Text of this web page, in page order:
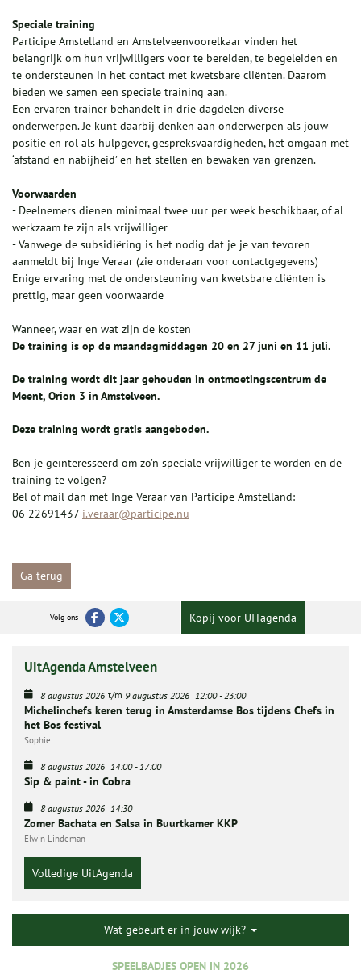
Speciale training
Participe Amstelland en Amstelveenvoorelkaar vinden het
belangrijk om hun vrijwilligers voor te bereiden, te begeleiden en
te ondersteunen in het contact met kwetsbare cliënten. Daarom
bieden we samen een speciale training aan.
Een ervaren trainer behandelt in drie dagdelen diverse
onderwerpen. Je kunt daarbij denken aan onderwerpen als jouw
positie en rol als hulpgever, gespreksvaardigheden, het omgaan met
‘afstand en nabijheid’ en het stellen en bewaken van grenzen.
Voorwaarden
- Deelnemers dienen minimaal twee uur per week beschikbaar, of al
werkzaam te zijn als vrijwilliger
- Vanwege de subsidiëring is het nodig dat je je van tevoren
aanmeldt bij Inge Veraar (zie onderaan voor contactgegevens)
Enige ervaring met de ondersteuning van kwetsbare cliënten is
prettig, maar geen voorwaarde
Wanneer, waar en wat zijn de kosten
De training is op de maandagmiddagen 20 en 27 juni en 11 juli.
De training wordt dit jaar gehouden in ontmoetingscentrum de
Meent, Orion 3 in Amstelveen.
Deze training wordt gratis aangeboden.
Ben je geïnteresseerd om zo’n speciale vrijwilliger te worden en de
training te volgen?
Bel of mail dan met Inge Veraar van Participe Amstelland:
06 22691437 i.veraar@participe.nu
Ga terug
Volg ons Kopij voor UITagenda
UitAgenda Amstelveen
8 augustus 2026 t/m 9 augustus 2026 12:00- 23:00
Michelinchefs keren terug in Amsterdamse Bos tijdens Chefs in
het Bos festival
Sophie
8 augustus 2026 14:00- 17:00
Sip & paint - in Cobra
8 augustus 2026 14:30
Zomer Bachata en Salsa in Buurtkamer KKP
Elwin Lindeman
Volledige UitAgenda
Wat gebeurt er in jouw wijk?
SPEELBADJES OPEN IN 2026